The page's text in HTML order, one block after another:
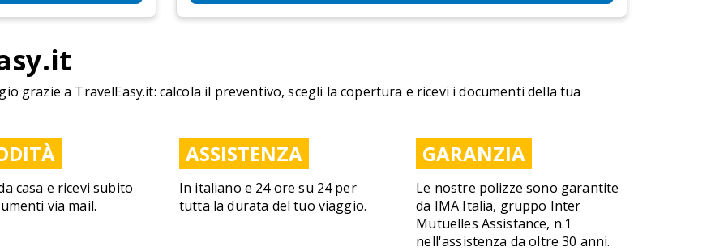
grazie a TravelEasy.it: calcola il preventivo, scegli la copertura e ricevi i documenti della tua
casa e ricevi subito
via mail.
ASSISTENZA
In italiano e 24 ore su 24 per
tutta la durata del tuo viaggio.
GARANZIA
Le nostre polizze sono garantite
da IMA Italia, gruppo Inter
Mutuelles Assistance, n.1
nell'assistenza da oltre 30 anni.